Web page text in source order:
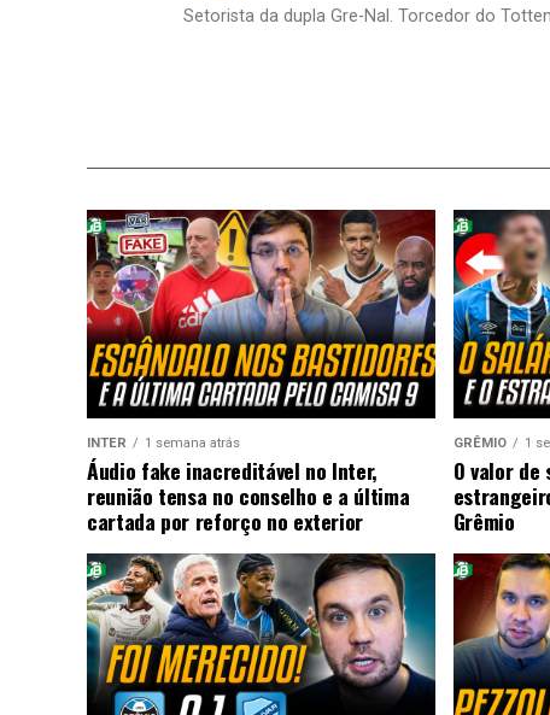
Setorista da dupla Gre-Nal. Torcedor do
INTER 1 semana atrás
Áudio fake inacreditável no Inter,
reunião tensa no conselho e a última
cartada por reforço no exterior
GRÊMIO 1
O valor
Grêmio